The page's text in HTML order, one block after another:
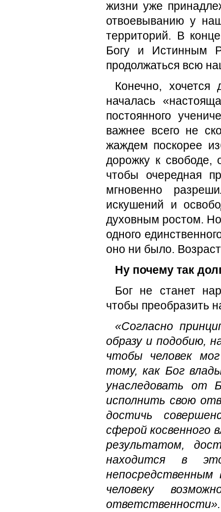
жизни уже
отвоевыванию у
территорий. В
Богу и Истинным
продолжаться всю
Конечно, хочется
началась
постоянного
важнее всего не
жаждем поскорее
дорожку к свободе,
чтобы очередная
мгновенно
искушений и
духовным ростом. Но
одного
оно ни было.
Ну почему так
Бог не станет
чтобы преобразить
«Согласно
образу и подобию,
чтобы человек
тому, как Бог
унаследовать от
исполнить свою
достичь
сферой косвенного
результатом,
находится в
непосредственным
человеку